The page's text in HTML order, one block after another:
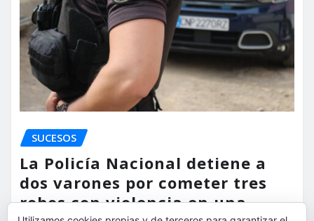
SUCESOS
La Policía Nacional detiene a
dos varones por cometer tres
robos con violencia en una